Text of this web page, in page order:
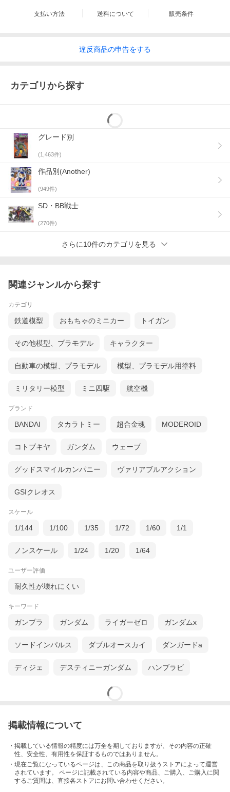
支払い方法 送料について 販売条件
違反商品の申告をする
カテゴリから探す
グレード別
(1,463件)
作品別(Another)
(949件)
SD・BB戦士
(270件)
さらに10件のカテゴリを見る
関連ジャンルから探す
カテゴリ
鉄道模型 おもちゃのミニカー トイガン
その他模型、プラモデル キャラクター
自動車の模型、プラモデル 模型、プラモデル用塗料
ミリタリー模型 ミニ四駆 航空機
ブランド
BANDAI タカラトミー 超合金魂 MODEROID
コトブキヤ ガンダム ウェーブ
グッドスマイルカンパニー ヴァリアブルアクション
GSIクレオス
スケール
1/144 1/100 1/35 1/72 1/60 1/1
ノンスケール 1/24 1/20 1/64
ユーザー評価
耐久性が壊れにくい
キーワード
ガンプラ ガンダム ライガーゼロ ガンダムx
ソードインパルス ダブルオースカイ ダンガードa
ディジェ デスティニーガンダム ハンブラビ
掲載情報について
・掲載している情報の精度には万全を期しておりますが、その内容の正確
性、安全性、有用性を保証するものではありません。
・現在ご覧になっているページは、この商品を取り扱うストアによって運営
されています。 ページに記載されている内容や商品、ご購入 、ご購入に関
するご質問は、直接各ストアにお問い合わせください。